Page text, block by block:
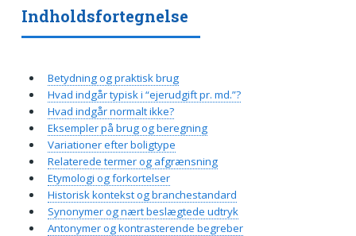
Indholdsfortegnelse
Betydning og praktisk brug
Hvad indgår typisk i “ejerudgift pr. md.”?
Hvad indgår normalt ikke?
Eksempler på brug og beregning
Variationer efter boligtype
Relaterede termer og afgrænsning
Etymologi og forkortelser
Historisk kontekst og branchestandard
Synonymer og nært beslægtede udtryk
Antonymer og kontrasterende begreber